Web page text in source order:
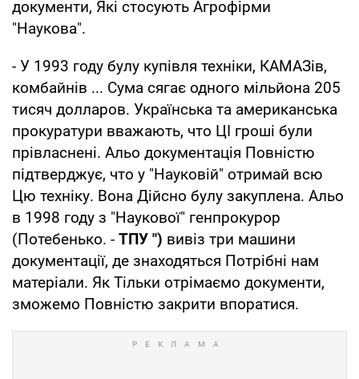
документи, Які стосують Агрофірми
"Наукова".
- У 1993 году булу купівля техніки, КАМАЗів,
комбайнів ... Сума сягає одного мільйона 205
тисяч долларов. Українська та американська
прокуратури вважають, что ЦІ гроші були
прівласнені. Альо документація Повністю
підтверджує, что у "Науковій" отримай всю
Цю техніку. Вона Дійсно булу закуплена. Альо
в 1998 году з "Наукової" генпрокурор
(Потебенько. - ТПУ ") вивіз три машини
документації, де знаходяться Потрібні нам
матеріали. Як Тільки отрімаємо документи,
зможемо Повністю закрити впоратися.